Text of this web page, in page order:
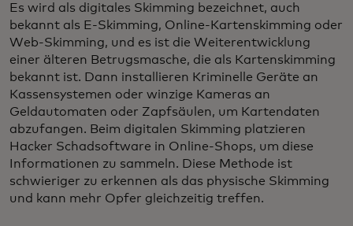
Es wird als digitales Skimming bezeichnet, auch
bekannt als E-Skimming, Online-Kartenskimming oder
Web-Skimming, und es ist die Weiterentwicklung
einer älteren Betrugsmasche, die als Kartenskimming
bekannt ist. Dann installieren Kriminelle Geräte an
Kassensystemen oder winzige Kameras an
Geldautomaten oder Zapfsäulen, um Kartendaten
abzufangen. Beim digitalen Skimming platzieren
Hacker Schadsoftware in Online-Shops, um diese
Informationen zu sammeln. Diese Methode ist
schwieriger zu erkennen als das physische Skimming
und kann mehr Opfer gleichzeitig treffen.